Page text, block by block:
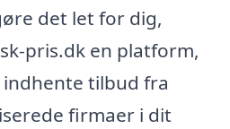
det let for dig,
pris.dk en platform,
tilbud fra
firmaer i dit